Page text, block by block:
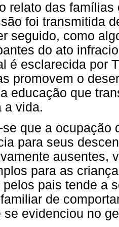
relato das
foi transmitida
seguido, como
do ato
é esclarecida por
promovem o
educação que
a vida.
se que a ocupação
para seus
ausentes,
para as
pelos pais tende a
de
se evidenciou no